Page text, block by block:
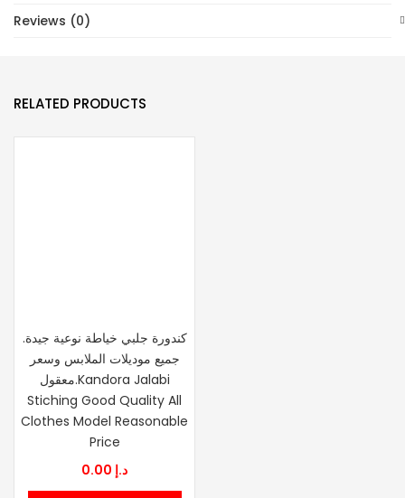
والبحريني
ملابس
Reviews (0)
RELATED PRODUCTS
.كندورة جلبي خياطة نوعية جيدة
جميع موديلات الملابس وسعر
معقول.Kandora Jalabi
Stiching Good Quality All
Clothes Model Reasonable
Price
د.إ